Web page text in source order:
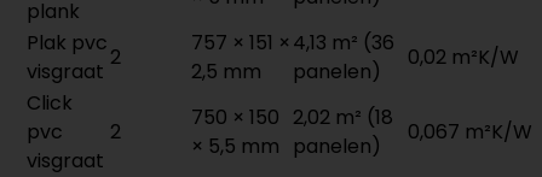
plank
Plak pvc
visgraat
2
757 × 151 ×
2,5 mm
4,13 m² (36
panelen)
0,02 m²K/W
Click
pvc
visgraat
2
750 × 150
× 5,5 mm
2,02 m² (18
panelen)
0,067 m²K/W